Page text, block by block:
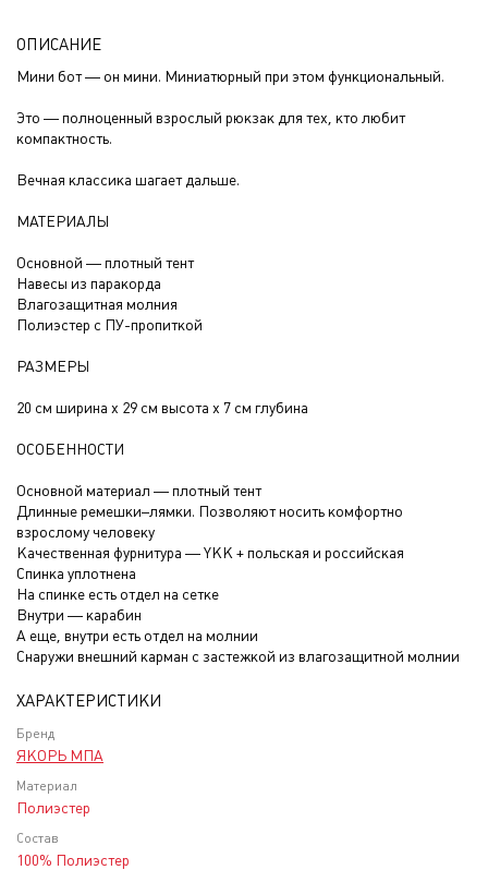
ОПИСАНИЕ
Мини бот — он мини. Миниатюрный при этом функциональный.
Это — полноценный взрослый рюкзак для тех, кто любит
компактность.
Вечная классика шагает дальше.
МАТЕРИАЛЫ
Основной — плотный тент
Навесы из паракорда
Влагозащитная молния
Полиэстер с ПУ-пропиткой
РАЗМЕРЫ
20 см ширина х 29 см высота х 7 см глубина
ОСОБЕННОСТИ
Основной материал — плотный тент
Длинные ремешки–лямки. Позволяют носить комфортно
взрослому человеку
Качественная фурнитура — YKK + польская и российская
Спинка уплотнена
На спинке есть отдел на сетке
Внутри — карабин
А еще, внутри есть отдел на молнии
Снаружи внешний карман с застежкой из влагозащитной молнии
ХАРАКТЕРИСТИКИ
Бренд
ЯКОРЬ МПА
Материал
Полиэстер
Состав
100% Полиэстер